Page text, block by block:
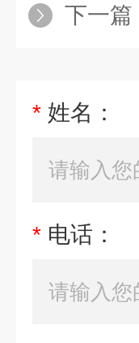
下一篇
* 姓名：
* 电话：